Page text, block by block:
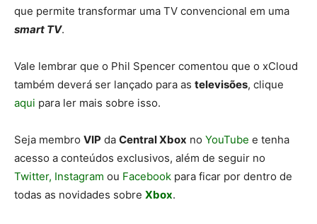
que permite transformar uma TV convencional em uma
smart TV.
Vale lembrar que o Phil Spencer comentou que o xCloud
também deverá ser lançado para as televisões, clique
aqui para ler mais sobre isso.
Seja membro VIP da Central Xbox no YouTube e tenha
acesso a conteúdos exclusivos, além de seguir no
Twitter, Instagram ou Facebook para ficar por dentro de
todas as novidades sobre Xbox.